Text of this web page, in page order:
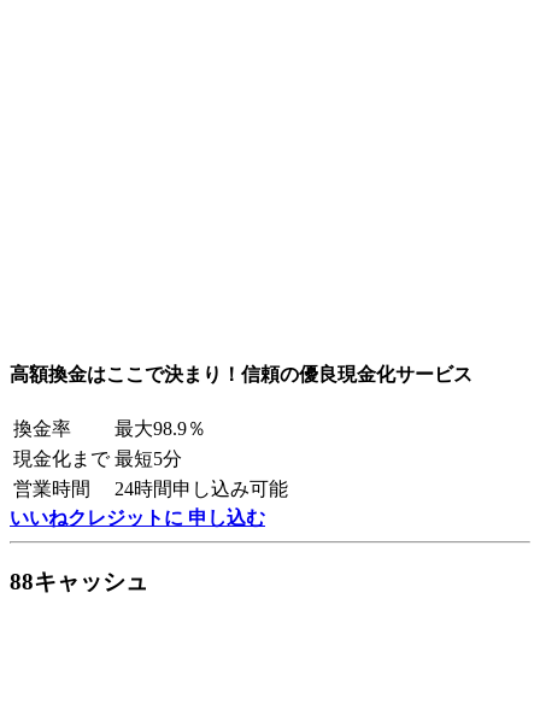
高額換金はここで決まり！信頼の優良現金化サービス
換金率
最大98.9％
現金化まで 最短5分
営業時間
24時間申し込み可能
いいねクレジットに 申し込む
88キャッシュ